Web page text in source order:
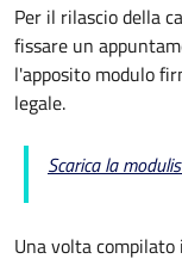
Per il rilascio della
fissare un
l'apposito modulo
legale.
Scarica la
Una volta